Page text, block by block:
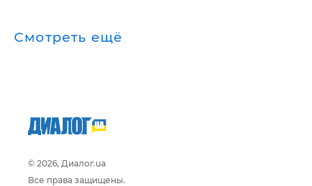
Смотреть ещё
© 2026, Диалог.ua
Все права защищены.